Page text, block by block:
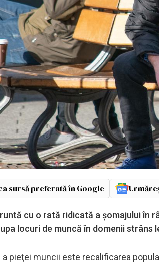
sursă preferată în Google
cu o rată ridicată a şomajului în
locuri de muncă în domenii
a pieţei muncii este recalificarea